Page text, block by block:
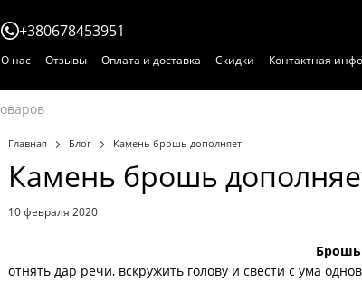
+380678453951
О нас Отзывы Оплата и доставка Скидки Контактная
Главная Блог Камень брошь дополняет
Камень брошь
10 февраля 2020
Брошь
отнять дар речи, вскружить голову и свести с ума